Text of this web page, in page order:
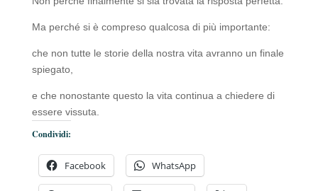
Ma perché si è compreso qualcosa di più importante:
che non tutte le storie della nostra vita avranno un finale
spiegato,
e che nonostante questo la vita continua a chiedere di
essere vissuta.
Condividi:
Facebook WhatsApp